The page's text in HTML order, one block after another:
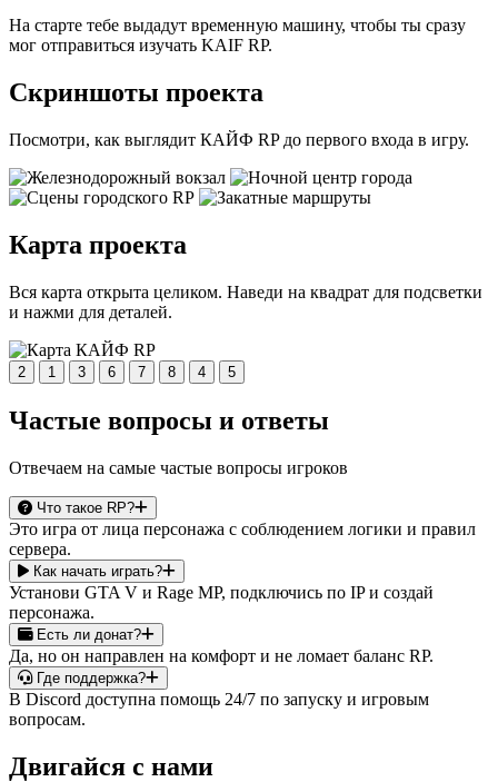
На старте тебе выдадут временную машину, чтобы ты сразу
мог отправиться изучать KAIF RP.
Скриншоты проекта
Посмотри, как выглядит КАЙФ RP до первого входа в игру.
Карта проекта
Вся карта открыта целиком. Наведи на квадрат для подсветки
и нажми для деталей.
2 1 3 6 7 8 4 5
Частые вопросы и ответы
Отвечаем на самые частые вопросы игроков
Что такое RP?
Это игра от лица персонажа с соблюдением логики и правил
сервера.
Как начать играть?
Установи GTA V и Rage MP, подключись по IP и создай
персонажа.
Есть ли донат?
Да, но он направлен на комфорт и не ломает баланс RP.
Где поддержка?
В Discord доступна помощь 24/7 по запуску и игровым
вопросам.
Двигайся с нами